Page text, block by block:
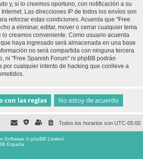
y, si lo creemos oportuno, con notificación a su
Las direcciones IP de todos los envíos son
reforzar estas condiciones. Acuerda que "Free
a eliminar, editar, mover o cerrar cualquier tema
creamos conveniente. Como usuario acuerda
haya ingresado será almacenada en una base
no será compartida con ninguna tercera
ni "Free Spanish Forum" ni phpBB podrán
por cualquier intento de hacking que conlleve a
Todos los horarios son UTC-05:00
Software © phpBB Limited
España